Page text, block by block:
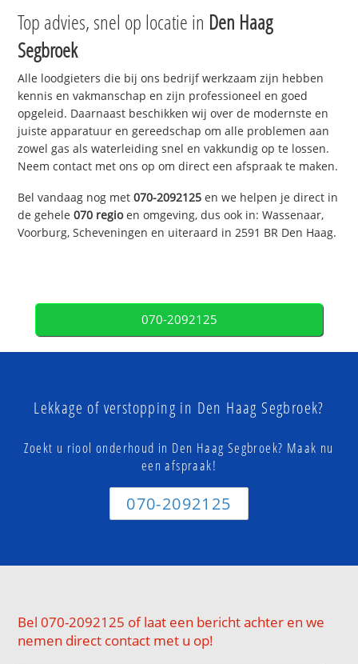
Top advies, snel op locatie in Den Haag
Segbroek
Alle loodgieters die bij ons bedrijf werkzaam zijn hebben
kennis en vakmanschap en zijn professioneel en goed
opgeleid. Daarnaast beschikken wij over de modernste en
juiste apparatuur en gereedschap om alle problemen aan
zowel gas als waterleiding snel en vakkundig op te lossen.
Neem contact met ons op om direct een afspraak te maken.
Bel vandaag nog met070-2092125 en we helpen je direct in
de gehele070 regioen omgeving, dus ook in: Wassenaar,
Voorburg, Scheveningen en uiteraard in 2591 BR Den Haag.
070-2092125
Lekkage of verstopping in Den Haag Segbroek?
Zoekt u riool onderhoud in Den Haag Segbroek? Maak nu
een afspraak!
070-2092125
Bel 070-2092125 of laat een bericht achter en we
nemen direct contact met u op!